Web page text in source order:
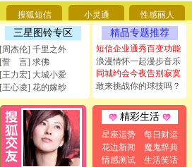
搜狐短信 小灵通 性感丽人
三星图铃专区
[周杰伦] 千里之外
[誓 言] 求佛
[王力宏] 大城小爱
[王心凌] 花的嫁纱
精品专题推荐
短信企业通秀百变功能
浪漫情怀一起漫步音乐
同城约会今夜告别寂寞
敢来挑战你的球技吗？
精彩生活
星座运势
每日财运
花边新闻
魔鬼辞典
情感测试
生活笑话